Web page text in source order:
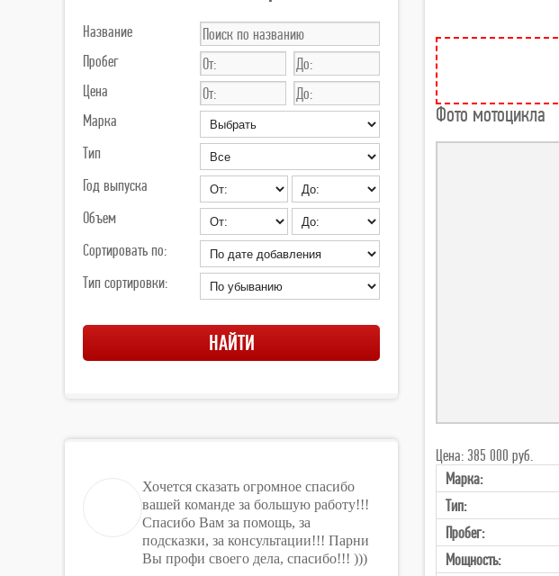
Фото мотоцикла
Цена: 385 000 руб.
Марка:
Тип:
Пробег:
Мощность:
Название
Пробег
Цена
Марка
Тип
Год выпуска
Объем
Сортировать по:
Тип сортировки:
Хочется сказать огромное спасибо
вашей команде за большую работу!!!
Спасибо Вам за помощь, за
подсказки, за консультации!!! Парни
Вы профи своего дела, спасибо!!! )))